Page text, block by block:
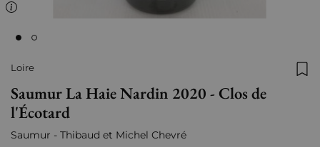
Loire
Saumur La Haie Nardin 2020 - Clos de
l'Écotard
Saumur - Thibaud et Michel Chevré